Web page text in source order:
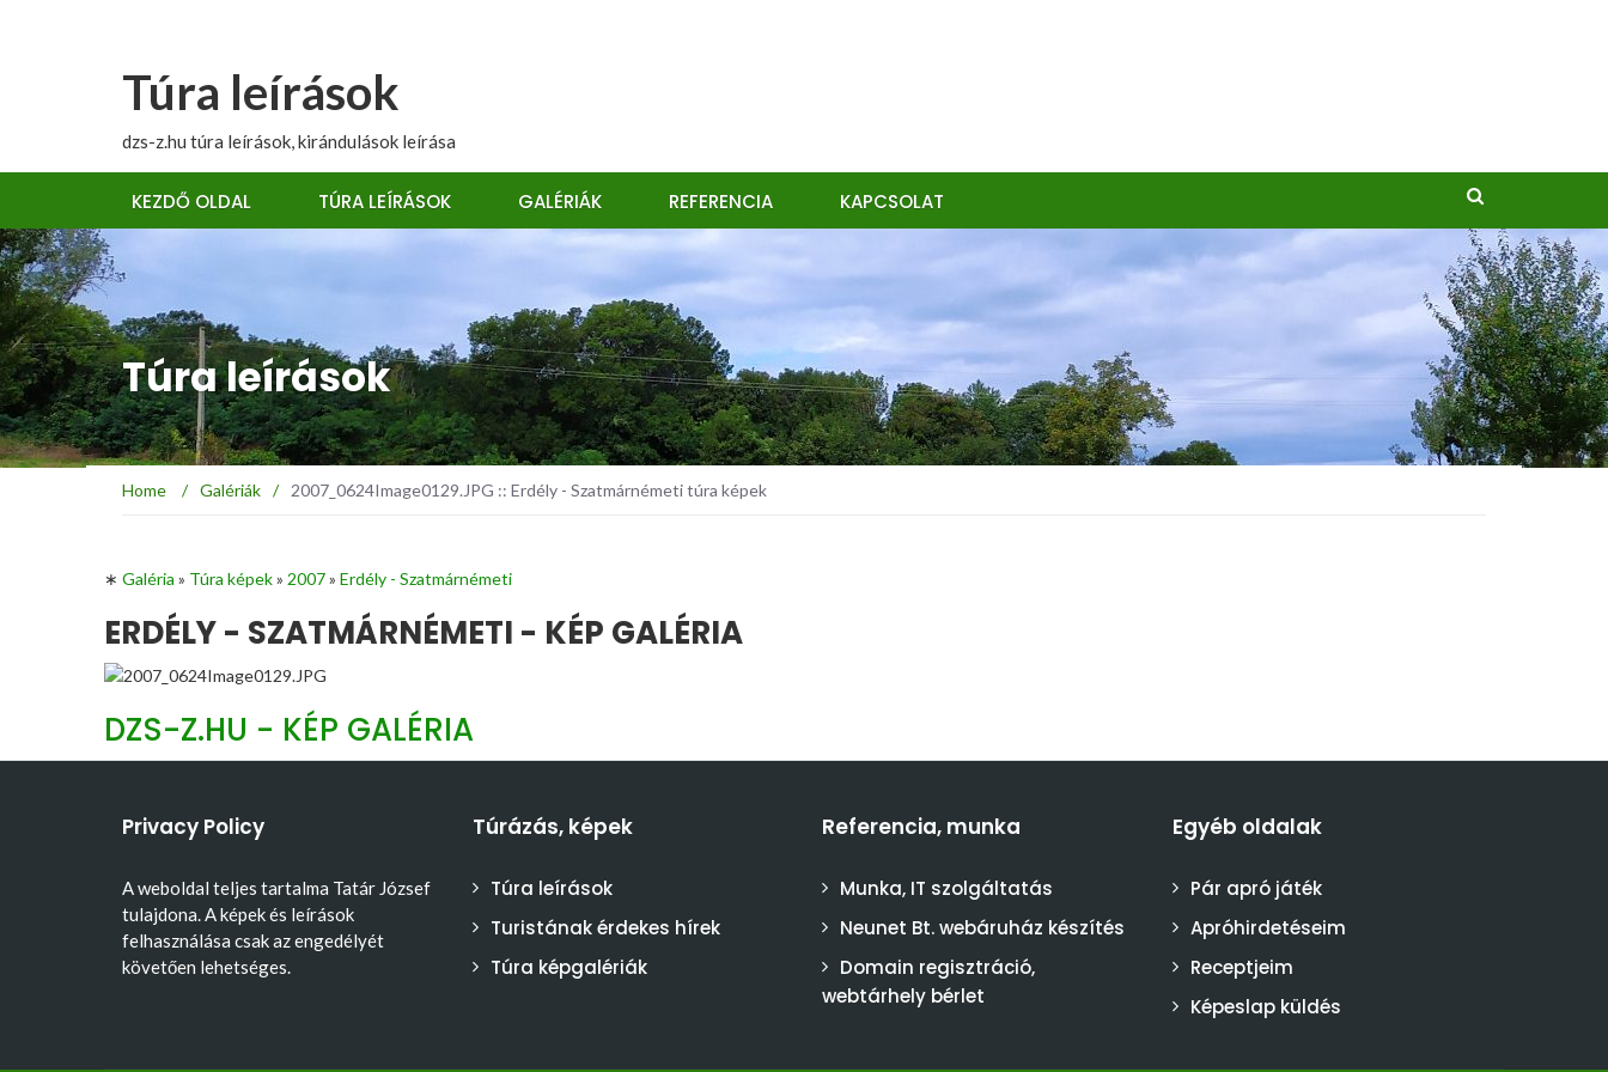
Túra leírások
dzs-z.hu túra leírások, kirándulások leírása
KEZDŐ OLDAL TÚRA LEÍRÁSOK GALÉRIÁK REFERENCIA KAPCSOLAT
Túra leírások
Home / Galériák / 2007_0624Image0129.JPG :: Erdély - Szatmárnémeti túra képek
∗ Galéria » Túra képek» 2007» Erdély - Szatmárnémeti
ERDÉLY - SZATMÁRNÉMETI - KÉP GALÉRIA
DZS-Z.HU - KÉP GALÉRIA
Privacy Policy
A weboldal teljes tartalma Tatár József
tulajdona. A képek és leírások
felhasználása csak az engedélyét
követően lehetséges.
Túrázás, képek
Túra leírások
Turistának érdekes hírek
Túra képgalériák
Referencia, munka
Munka, IT szolgáltatás
Neunet Bt. webáruház készítés
Domain regisztráció,
webtárhely bérlet
Egyéb oldalak
Pár apró játék
Apróhirdetéseim
Receptjeim
Képeslap küldés